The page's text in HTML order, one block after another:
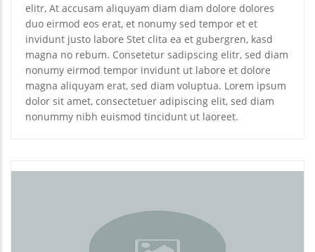
elitr, At accusam aliquyam diam diam dolore dolores
duo eirmod eos erat, et nonumy sed tempor et et
invidunt justo labore Stet clita ea et gubergren, kasd
magna no rebum. Consetetur sadipscing elitr, sed diam
nonumy eirmod tempor invidunt ut labore et dolore
magna aliquyam erat, sed diam voluptua. Lorem ipsum
dolor sit amet, consectetuer adipiscing elit, sed diam
nonummy nibh euismod tincidunt ut laoreet.